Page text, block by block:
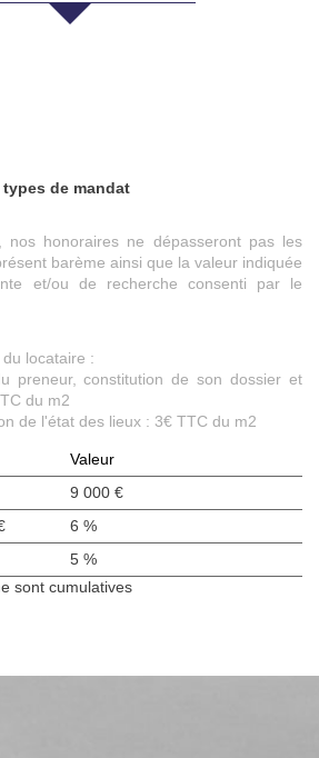
types de mandat
nos honoraires ne dépasseront pas les
barème ainsi que la valeur indiquée
et/ou de recherche consenti par le
locataire :
preneur, constitution de son dossier et
du m2
de l'état des lieux : 3€ TTC du m2
Valeur
9 000 €
6 %
5 %
sont cumulatives